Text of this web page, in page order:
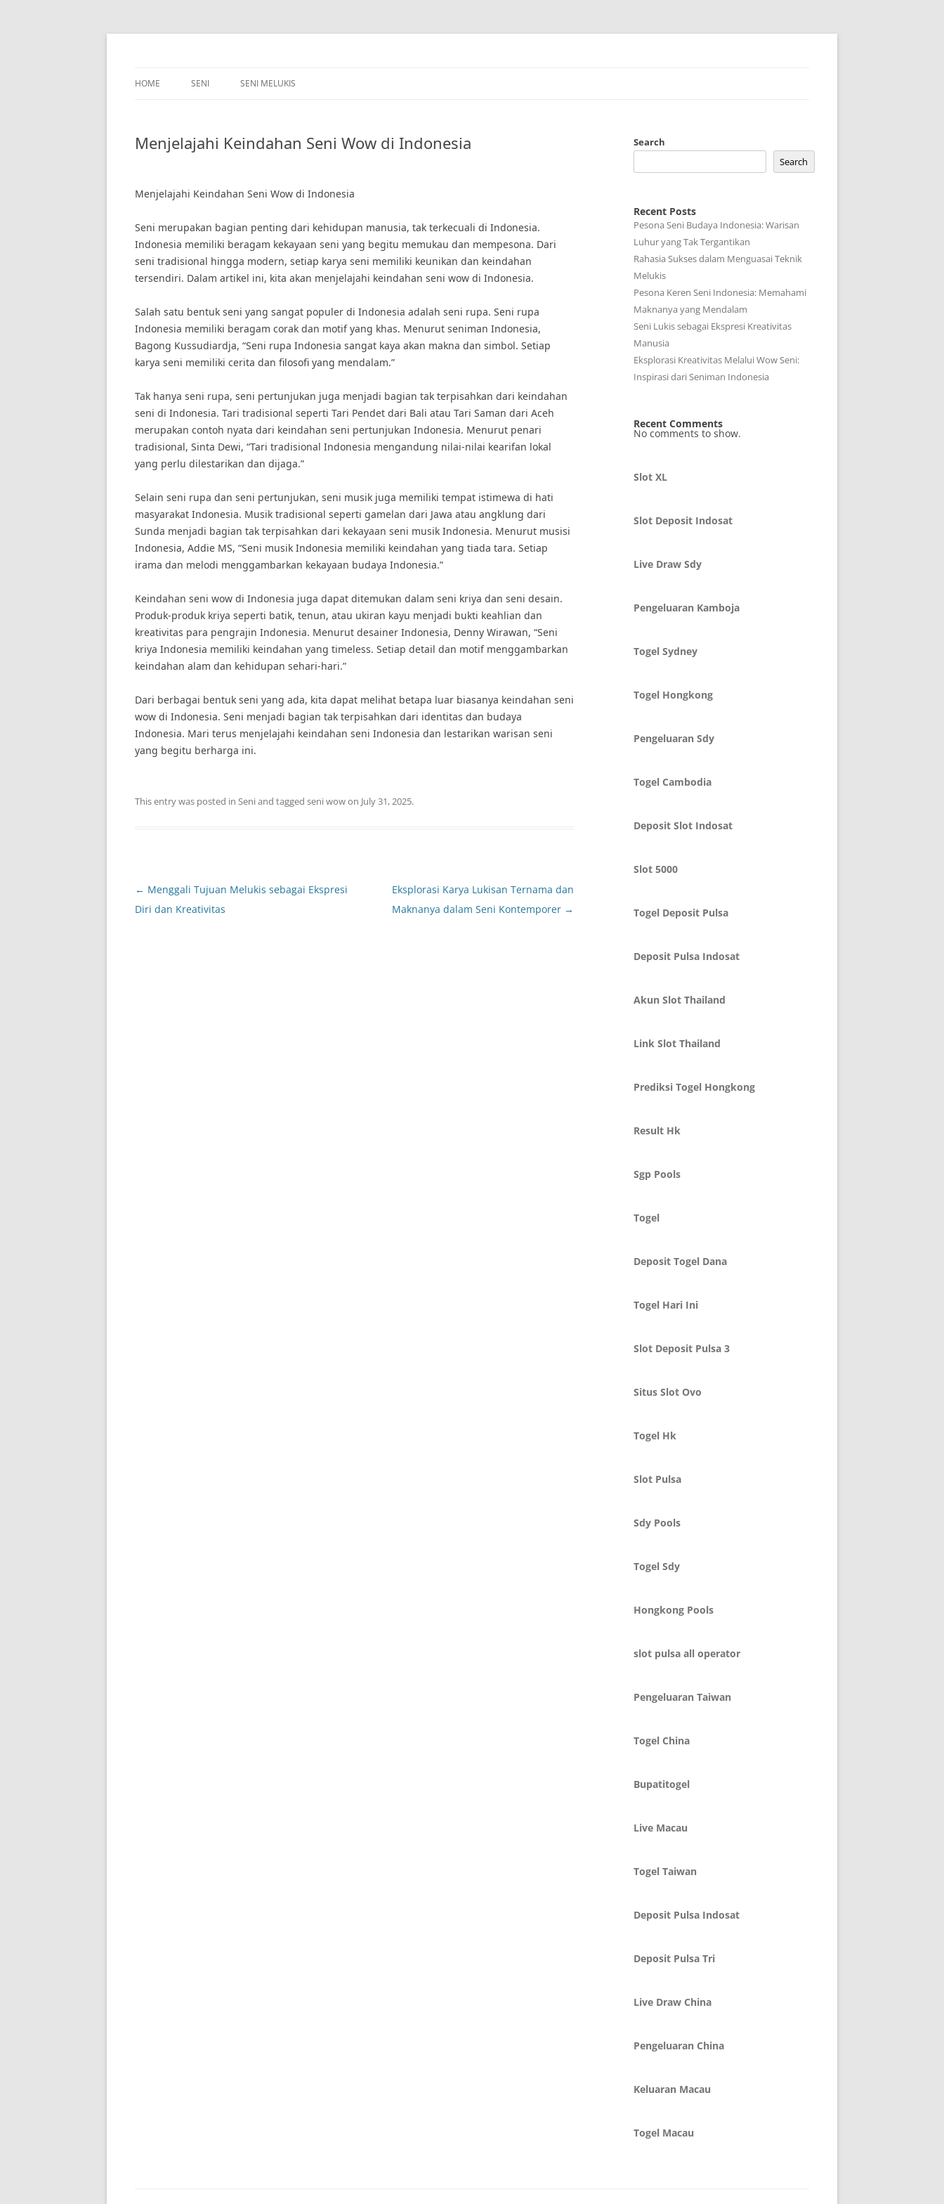
Skip
HOME SENI SENI MELUKIS
Menjelajahi Keindahan Seni Wow di Indonesia
Menjelajahi Keindahan Seni Wow di Indonesia
Seni merupakan bagian penting dari kehidupan manusia, tak terkecuali di Indonesia.
Indonesia memiliki beragam kekayaan seni yang begitu memukau dan mempesona. Dari
seni tradisional hingga modern, setiap karya seni memiliki keunikan dan keindahan
tersendiri. Dalam artikel ini, kita akan menjelajahi keindahan seni wow di Indonesia.
Salah satu bentuk seni yang sangat populer di Indonesia adalah seni rupa. Seni rupa
Indonesia memiliki beragam corak dan motif yang khas. Menurut seniman Indonesia,
Bagong Kussudiardja, “Seni rupa Indonesia sangat kaya akan makna dan simbol. Setiap
karya seni memiliki cerita dan filosofi yang mendalam.”
Tak hanya seni rupa, seni pertunjukan juga menjadi bagian tak terpisahkan dari keindahan
seni di Indonesia. Tari tradisional seperti Tari Pendet dari Bali atau Tari Saman dari Aceh
merupakan contoh nyata dari keindahan seni pertunjukan Indonesia. Menurut penari
tradisional, Sinta Dewi, “Tari tradisional Indonesia mengandung nilai-nilai kearifan lokal
yang perlu dilestarikan dan dijaga.”
Selain seni rupa dan seni pertunjukan, seni musik juga memiliki tempat istimewa di hati
masyarakat Indonesia. Musik tradisional seperti gamelan dari Jawa atau angklung dari
Sunda menjadi bagian tak terpisahkan dari kekayaan seni musik Indonesia. Menurut musisi
Indonesia, Addie MS, “Seni musik Indonesia memiliki keindahan yang tiada tara. Setiap
irama dan melodi menggambarkan kekayaan budaya Indonesia.”
Keindahan seni wow di Indonesia juga dapat ditemukan dalam seni kriya dan seni desain.
Produk-produk kriya seperti batik, tenun, atau ukiran kayu menjadi bukti keahlian dan
kreativitas para pengrajin Indonesia. Menurut desainer Indonesia, Denny Wirawan, “Seni
kriya Indonesia memiliki keindahan yang timeless. Setiap detail dan motif menggambarkan
keindahan alam dan kehidupan sehari-hari.”
Dari berbagai bentuk seni yang ada, kita dapat melihat betapa luar biasanya keindahan seni
wow di Indonesia. Seni menjadi bagian tak terpisahkan dari identitas dan budaya
Indonesia. Mari terus menjelajahi keindahan seni Indonesia dan lestarikan warisan seni
yang begitu berharga ini.
This entry was posted in Seniand tagged seni wowon July 31, 2025.
Post
navigation
← Menggali Tujuan Melukis sebagai Ekspresi
Diri dan Kreativitas
Eksplorasi Karya Lukisan Ternama dan
Maknanya dalam Seni Kontemporer →
Search
Search
Recent Posts
Pesona Seni Budaya Indonesia: Warisan
Luhur yang Tak Tergantikan
Rahasia Sukses dalam Menguasai Teknik
Melukis
Pesona Keren Seni Indonesia: Memahami
Maknanya yang Mendalam
Seni Lukis sebagai Ekspresi Kreativitas
Manusia
Eksplorasi Kreativitas Melalui Wow Seni:
Inspirasi dari Seniman Indonesia
Recent Comments
No comments to show.
Slot XL
Slot Deposit Indosat
Live Draw Sdy
Pengeluaran Kamboja
Togel Sydney
Togel Hongkong
Pengeluaran Sdy
Togel Cambodia
Deposit Slot Indosat
Slot 5000
Togel Deposit Pulsa
Deposit Pulsa Indosat
Akun Slot Thailand
Link Slot Thailand
Prediksi Togel Hongkong
Result Hk
Sgp Pools
Togel
Deposit Togel Dana
Togel Hari Ini
Slot Deposit Pulsa 3
Situs Slot Ovo
Togel Hk
Slot Pulsa
Sdy Pools
Togel Sdy
Hongkong Pools
slot pulsa all operator
Pengeluaran Taiwan
Togel China
Bupatitogel
Live Macau
Togel Taiwan
Deposit Pulsa Indosat
Deposit Pulsa Tri
Live Draw China
Pengeluaran China
Keluaran Macau
Togel Macau